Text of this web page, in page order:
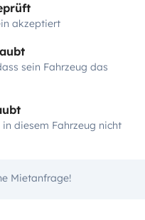
akzeptiert
sein Fahrzeug das
diesem Fahrzeug nicht
Mietanfrage!